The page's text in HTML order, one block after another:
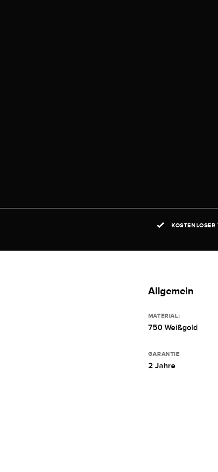
Allgemein
MATERIAL:
750 Weißgold
GARANTIE
2 Jahre